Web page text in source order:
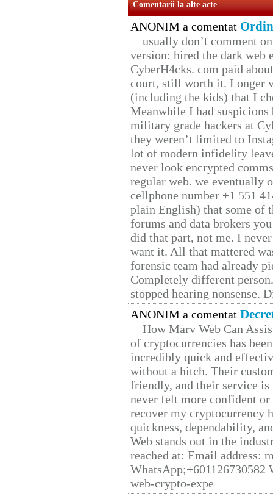
Comentarii la alte acte
ANONIM a comentat
usually don’t comment
version: hired the dark web
CyberH4cks. com paid
court, still worth it. Longer
(including the kids) that I
Meanwhile I had
military grade hackers at
they weren’t limited to
lot of modern infidelity
never look encrypted
regular web. we eventually
cellphone number +1 551
plain English) that some of
forums and data brokers
did that part, not me. I
want it. All that mattered
forensic team had already
Completely different
stopped hearing nonsense.
ANONIM a comentat
How Marv Web Can
of cryptocurrencies has
incredibly quick and
without a hitch. Their
friendly, and their service
never felt more confident
recover my cryptocurrency
quickness, dependability,
Web stands out in the
reached at: Email address:
web-crypto-expe